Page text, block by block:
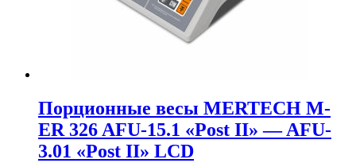
Порционные весы MERTECH M-
ER 326 AFU-15.1 «Post II» — AFU-
3.01 «Post II» LCD